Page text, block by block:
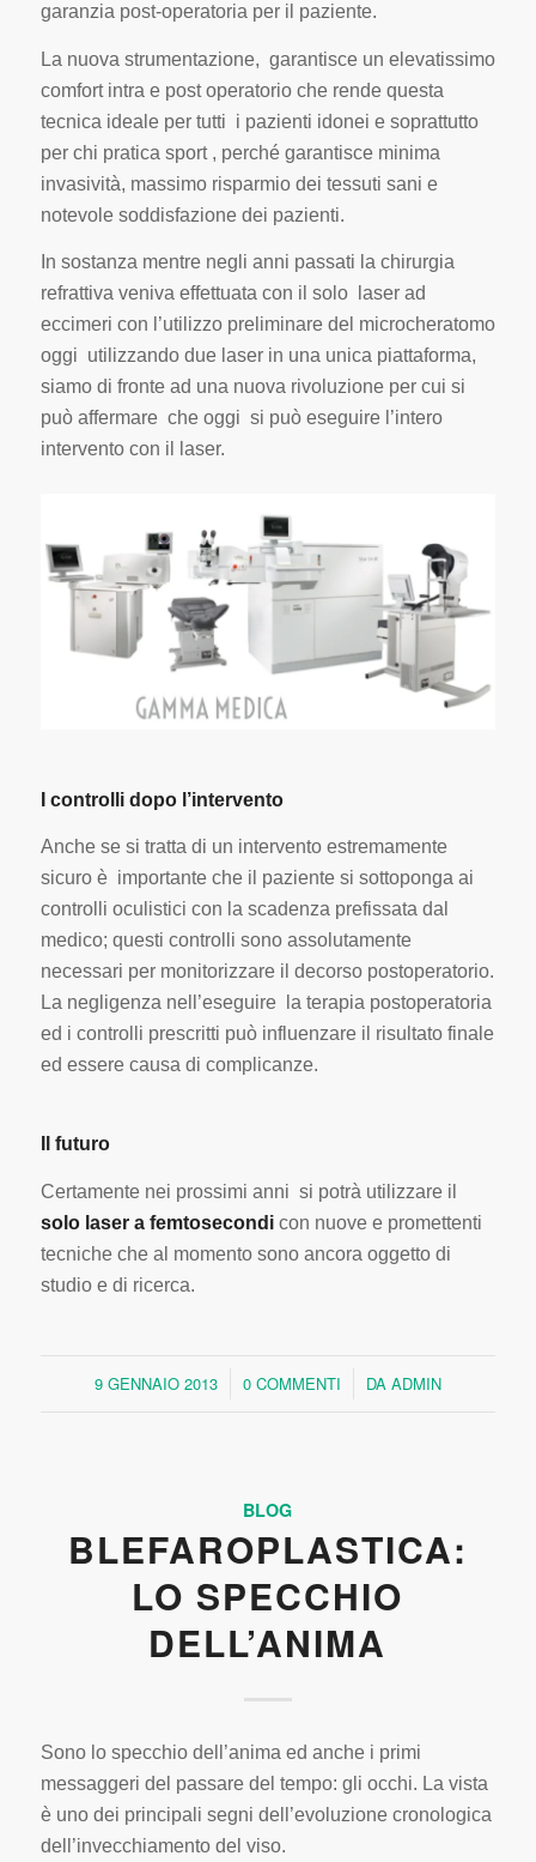
garanzia post-operatoria per il paziente.
La nuova strumentazione, garantisce un elevatissimo
comfort intra e post operatorio che rende questa
tecnica ideale per tutti i pazienti idonei e soprattutto
per chi pratica sport , perché garantisce minima
invasività, massimo risparmio dei tessuti sani e
notevole soddisfazione dei pazienti.
In sostanza mentre negli anni passati la chirurgia
refrattiva veniva effettuata con il solo laser ad
eccimeri con l’utilizzo preliminare del microcheratomo
oggi utilizzando due laser in una unica piattaforma,
siamo di fronte ad una nuova rivoluzione per cui si
può affermare che oggi si può eseguire l’intero
intervento con il laser.
I controlli dopo l’intervento
Anche se si tratta di un intervento estremamente
sicuro è importante che il paziente si sottoponga ai
controlli oculistici con la scadenza prefissata dal
medico; questi controlli sono assolutamente
necessari per monitorizzare il decorso postoperatorio.
La negligenza nell’eseguire la terapia postoperatoria
ed i controlli prescritti può influenzare il risultato finale
ed essere causa di complicanze.
Il futuro
Certamente nei prossimi anni si potrà utilizzare il
solo laser a femtosecondicon nuove e promettenti
tecniche che al momento sono ancora oggetto di
studio e di ricerca.
9 GENNAIO 2013
/ 0 COMMENTI
/ DA ADMIN
BLOG
BLEFAROPLASTICA:
LO SPECCHIO
DELL’ANIMA
Sono lo specchio dell’anima ed anche i primi
messaggeri del passare del tempo: gli occhi. La vista
è uno dei principali segni dell’evoluzione cronologica
dell’invecchiamento del viso.